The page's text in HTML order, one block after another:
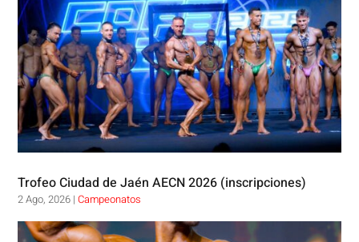
Trofeo Ciudad de Jaén AECN 2026 (inscripciones)
2 Ago, 2026 |Campeonatos